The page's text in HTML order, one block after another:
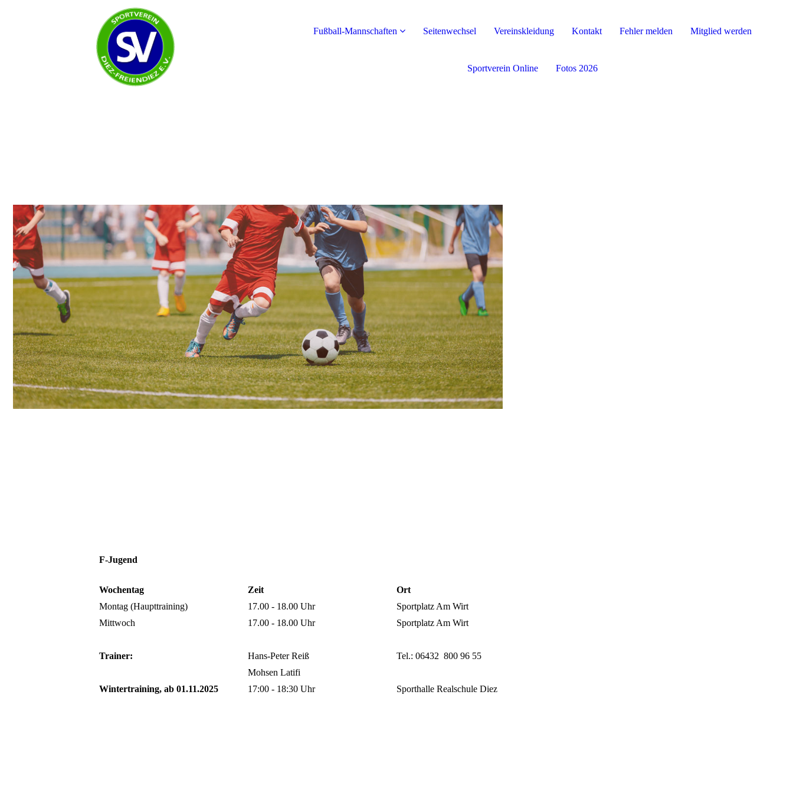
Fußball-Mannschaften Seitenwechsel Vereinskleidung Kontakt Fehler melden Mitglied werden
Sportverein Online Fotos 2026
F-Jugend
Wochentag Zeit
Ort
Montag (Haupttraining)
17.00 - 18.00 Uhr
Sportplatz Am Wirt
Mittwoch
17.00 - 18.00 Uhr Sportplatz Am Wirt
Trainer: Hans-Peter Reiß
Tel.: 06432 800 96 55
Mohsen Latifi
Wintertraining, ab 01.11.2025
17:00 - 18:30 Uhr Sporthalle Realschule Diez